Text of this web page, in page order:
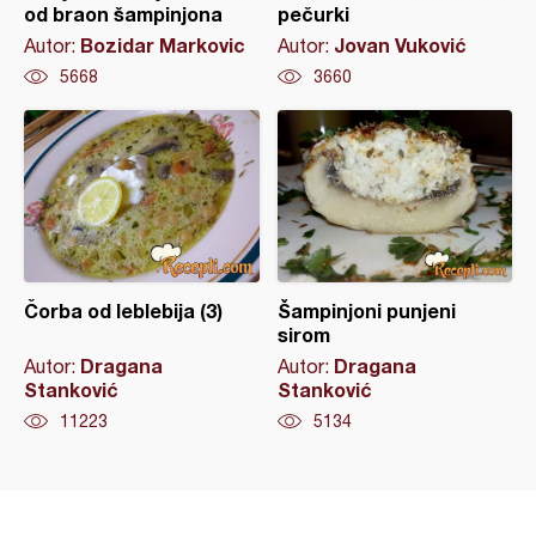
od braon šampinjona
Autor: Bozidar Markovic
5668
pečurki
Autor: Jovan Vuković
3660
Čorba od leblebija (3)
Autor: Dragana
Stanković
11223
Šampinjoni punjeni
sirom
Autor: Dragana
Stanković
5134